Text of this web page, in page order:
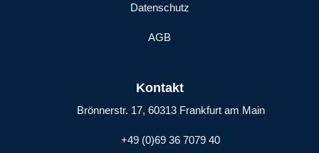
Datenschutz
AGB
Kontakt
Brönnerstr. 17, 60313 Frankfurt am Main
+49 (0)69 36 7079 40